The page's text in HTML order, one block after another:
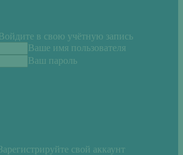
в свою учётную запись
Ваше имя пользователя
Ваш пароль
свой аккаунт